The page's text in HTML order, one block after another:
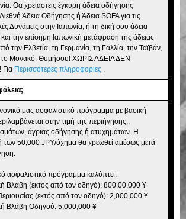
Θα χρειαστείς έγκυρη άδεια οδήγησης
Άδεια Οδήγησης ή Άδεια SOFA για τις
Δυνάμεις στην Ιαπωνία, ή τη δική σου άδεια
την επίσημη Ιαπωνική μετάφραση της άδειας
την Ελβετία, τη Γερμανία, τη Γαλλία, την Ταϊβάν,
το Μονακό. Θυμήσου! ΧΩΡΙΣ ΑΔΕΙΑ ΔΕΝ
Περισσότερες πληροφορίες
μας ασφαλιστικό πρόγραμμα με βασική
στην τιμή της περιήγησης,,
άγριας οδήγησης ή ατυχημάτων. Η
των 50,000 JPY/όχημα θα χρεωθεί αμέσως μετά
ασφαλιστικό πρόγραμμα καλύπτει:
Βλάβη (εκτός από τον οδηγό): 800,00,000 ¥
(εκτός από τον οδηγό): 2,000,000 ¥
Βλάβη Οδηγού: 5,000,000 ¥